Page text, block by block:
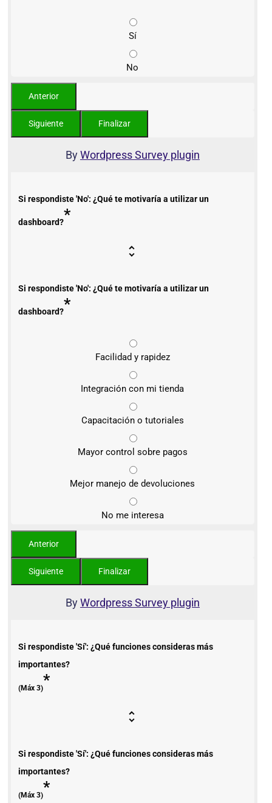
Sí
No
ByWordpress Survey plugin
Si respondiste 'No': ¿Qué te motivaría a utilizar un
dashboard?*
Si respondiste 'No': ¿Qué te motivaría a utilizar un
dashboard?*
Facilidad y rapidez
Integración con mi tienda
Capacitación o tutoriales
Mayor control sobre pagos
Mejor manejo de devoluciones
No me interesa
ByWordpress Survey plugin
Si respondiste 'Sí': ¿Qué funciones consideras más
importantes?
(Máx 3)*
Si respondiste 'Sí': ¿Qué funciones consideras más
importantes?
(Máx 3)*